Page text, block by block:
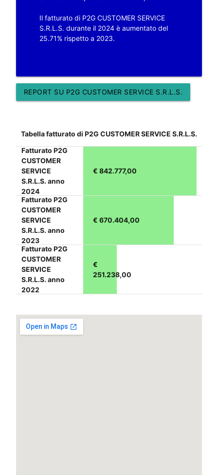
Il fatturato di P2G CUSTOMER SERVICE
S.R.L.S. durante il 2024 è aumentato del
25.71% rispetto a 2023.
REPORT SU P2G CUSTOMER SERVICE S.R.L.S.
Tabella fatturato di P2G CUSTOMER SERVICE S.R.L.S.
Fatturato P2G
CUSTOMER
SERVICE
S.R.L.S. anno
2024
€ 842.777,00
Fatturato P2G
CUSTOMER
SERVICE
S.R.L.S. anno
2023
€ 670.404,00
Fatturato P2G
CUSTOMER
SERVICE
S.R.L.S. anno
2022
€
251.238,00